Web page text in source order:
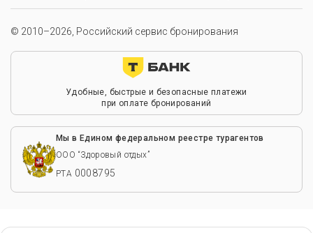
© 2010–2026, Российский сервис бронирования
Удобные, быстрые и безопасные платежи
при оплате бронирований
Мы в Едином федеральном реестре турагентов
ООО “Здоровый отдых”
РТА 0008795